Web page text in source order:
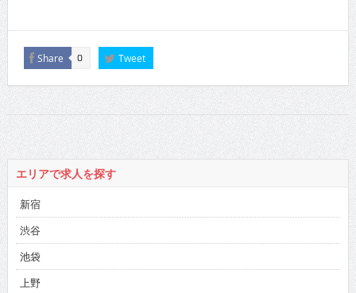
Share 0 Tweet
エリアで求人を探す
新宿
渋谷
池袋
上野